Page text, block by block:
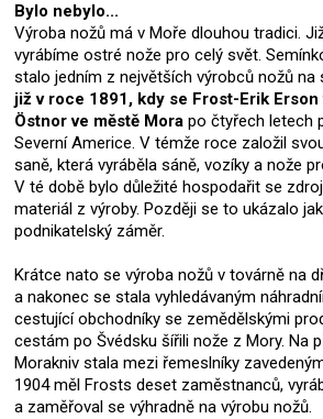
Bylo nebylo...
Výroba nožů má v Moře dlouhou tradici.
vyrábíme ostré nože pro celý svět.
stalo jedním z největších výrobců nožů na
již v roce 1891, kdy se Frost-Erik
Östnor ve městě Mora po čtyřech letech
Severní Americe. V témže roce založil
saně, která vyráběla sáně, vozíky a nože
V té době bylo důležité hospodařit se
materiál z výroby. Později se to ukázalo
podnikatelský záměr.
Krátce nato se výroba nožů v továrně na
a nakonec se stala vyhledávaným
cestující obchodníky se zemědělskými
cestám po Švédsku šířili nože z Mory. Na
Morakniv stala mezi řemeslníky
1904 měl Frosts deset zaměstnanců,
a zaměřoval se výhradně na výrobu nožů.